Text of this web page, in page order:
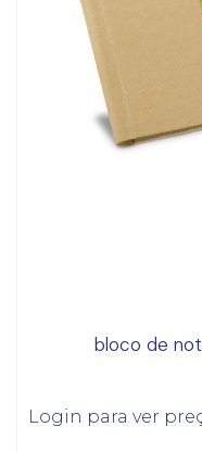
bloco de
Login para ver